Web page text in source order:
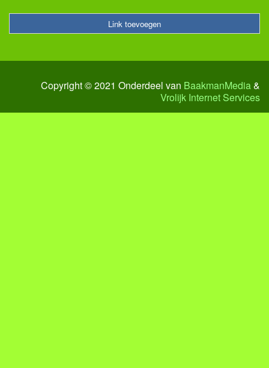
Link toevoegen
Copyright © 2021 Onderdeel van BaakmanMedia&
Vrolijk Internet Services